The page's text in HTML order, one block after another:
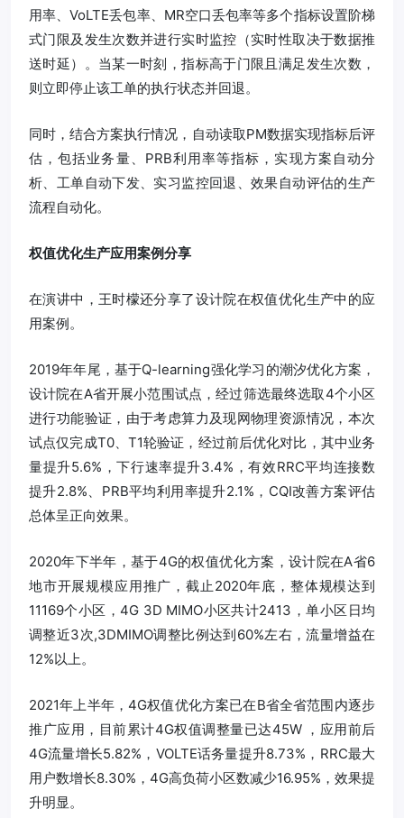
用率、VoLTE丢包率、MR空口丢包率等多个指标设置阶梯
式门限及发生次数并进行实时监控（实时性取决于数据推
送时延）。当某一时刻，指标高于门限且满足发生次数，
则立即停止该工单的执行状态并回退。
同时，结合方案执行情况，自动读取PM数据实现指标后评
估，包括业务量、PRB利用率等指标，实现方案自动分
析、工单自动下发、实习监控回退、效果自动评估的生产
流程自动化。
权值优化生产应用案例分享
在演讲中，王时檬还分享了设计院在权值优化生产中的应
用案例。
2019年年尾，基于Q-learning强化学习的潮汐优化方案，
设计院在A省开展小范围试点，经过筛选最终选取4个小区
进行功能验证，由于考虑算力及现网物理资源情况，本次
试点仅完成T0、T1轮验证，经过前后优化对比，其中业务
量提升5.6%，下行速率提升3.4%，有效RRC平均连接数
提升2.8%、PRB平均利用率提升2.1%，CQI改善方案评估
总体呈正向效果。
2020年下半年，基于4G的权值优化方案，设计院在A省6
地市开展规模应用推广，截止2020年底，整体规模达到
11169个小区，4G 3D MIMO小区共计2413，单小区日均
调整近3次,3DMIMO调整比例达到60%左右，流量增益在
12%以上。
2021年上半年，4G权值优化方案已在B省全省范围内逐步
推广应用，目前累计4G权值调整量已达45W ，应用前后
4G流量增长5.82%，VOLTE话务量提升8.73%，RRC最大
用户数增长8.30%，4G高负荷小区数减少16.95%，效果提
升明显。